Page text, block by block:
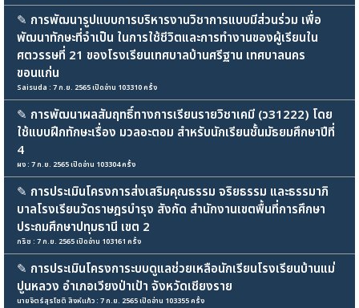
✎ การพัฒนารูปแบบการบริหารงานวิชาการแบบมีส่วนร่วม เพื่อ
พัฒนาทักษะที่จำเป็น ในการใช้ชีวิตและการทำงานของผู้เรียนใน
ศตวรรษที่ 21 ของโรงเรียนเทศบาลบ้านศรีฐาน เทศบาลนคร
ขอนแก่น
Saisuda : 7 ก.ย. 2565 เปิดอ่าน 103310 ครั้ง
✎ การพัฒนาผลสัมฤทธิ์ทางการเรียนรายวิชาเคมี (ว31222) โดย
ใช้แบบฝึกทักษะเรื่อง มวลอะตอม สำหรับนักเรียนชั้นมัธยมศึกษาปีที่
4
ผง : 7 ก.ย. 2565 เปิดอ่าน 103304 ครั้ง
✎ การประเมินโครงการส่งเสริมคุณธรรม จริยธรรม และธรรมาภิ
บาลโรงเรียนวัดราษฎรบำรุง สังกัด สำนักงานเขตพื้นที่การศึกษา
ประถมศึกษาปทุมธานี เขต 2
กริช : 7 ก.ย. 2565 เปิดอ่าน 103161 ครั้ง
✎ การประเมินโครงการะบบดูแลช่วยเหลือนักเรียนโรงเรียนบ้านแม่
ปูนหลวง อำเภอเวียงป่าเป้า จังหวัดเชียงราย
นายจิตร์สุรโชติ สิงห์แก้ว : 7 ก.ย. 2565 เปิดอ่าน 103355 ครั้ง